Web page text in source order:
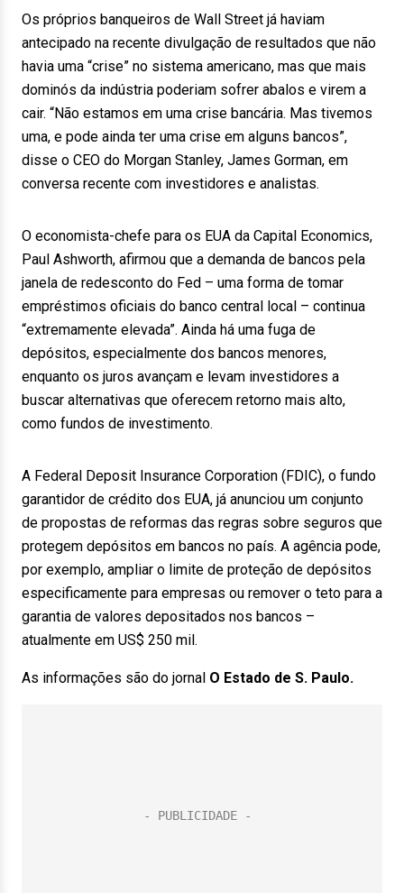
Os próprios banqueiros de Wall Street já haviam
antecipado na recente divulgação de resultados que não
havia uma “crise” no sistema americano, mas que mais
dominós da indústria poderiam sofrer abalos e virem a
cair. “Não estamos em uma crise bancária. Mas tivemos
uma, e pode ainda ter uma crise em alguns bancos”,
disse o CEO do Morgan Stanley, James Gorman, em
conversa recente com investidores e analistas.
O economista-chefe para os EUA da Capital Economics,
Paul Ashworth, afirmou que a demanda de bancos pela
janela de redesconto do Fed – uma forma de tomar
empréstimos oficiais do banco central local – continua
“extremamente elevada”. Ainda há uma fuga de
depósitos, especialmente dos bancos menores,
enquanto os juros avançam e levam investidores a
buscar alternativas que oferecem retorno mais alto,
como fundos de investimento.
A Federal Deposit Insurance Corporation (FDIC), o fundo
garantidor de crédito dos EUA, já anunciou um conjunto
de propostas de reformas das regras sobre seguros que
protegem depósitos em bancos no país. A agência pode,
por exemplo, ampliar o limite de proteção de depósitos
especificamente para empresas ou remover o teto para a
garantia de valores depositados nos bancos –
atualmente em US$ 250 mil.
As informações são do jornal O Estado de S. Paulo.